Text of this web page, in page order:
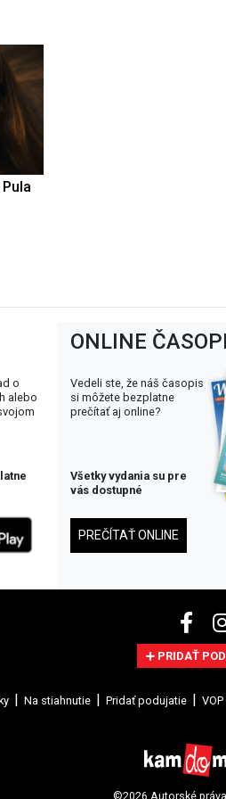
o
alebo
ONLINE
Vedeli ste, že náš časopis
si môžete bezplatne
prečítať aj online?
Všetky vydania su pre
vás dostupné
PREČÍTAŤ ONLINE
PRIDAŤ
Na stiahnutie Pridať podujatie VOP
©2026 Autorské